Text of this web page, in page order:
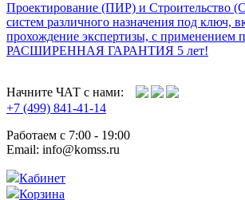
Проектирование (ПИР) и Cтроительство
систем различного назначения под ключ,
прохождение экспертизы, с
РАСШИРЕННАЯ ГАРАНТИЯ 5 лет!
Начните ЧАТ с нами:
+7 (499) 841-41-14
Работаем с 7:00 - 19:00
Email: info@komss.ru
Кабинет
Корзина